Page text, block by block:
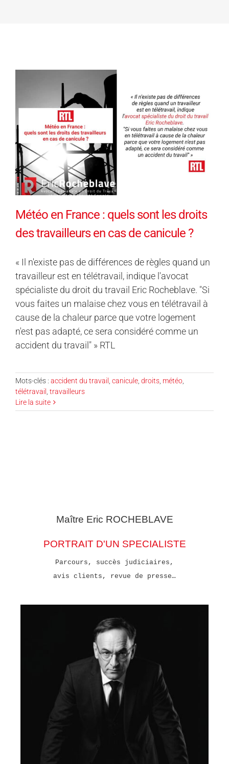
Météo en France : quels sont les droits
des travailleurs en cas de canicule ?
« Il n'existe pas de différences de règles quand un
travailleur est en télétravail, indique l'avocat
spécialiste du droit du travail Eric Rocheblave. "Si
vous faites un malaise chez vous en télétravail à
cause de la chaleur parce que votre logement
n'est pas adapté, ce sera considéré comme un
accident du travail" » RTL
Mots-clés : accident du travail canicule droits météo
télétravail travailleurs
Lire la suite
Maître Eric ROCHEBLAVE
PORTRAIT D'UN SPECIALISTE
Parcours, succès judiciaires,
avis clients, revue de presse…